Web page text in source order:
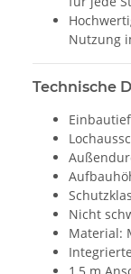
Nutzung
Technische
Nicht
Material: